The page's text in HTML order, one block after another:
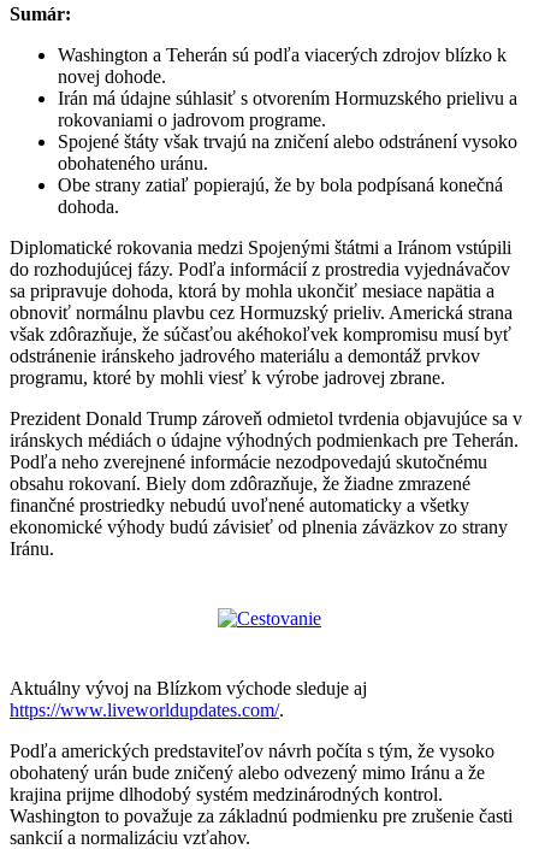
Sumár:
Washington a Teherán sú podľa viacerých zdrojov blízko k
novej dohode.
Irán má údajne súhlasiť s otvorením Hormuzského prielivu a
rokovaniami o jadrovom programe.
Spojené štáty však trvajú na zničení alebo odstránení vysoko
obohateného uránu.
Obe strany zatiaľ popierajú, že by bola podpísaná konečná
dohoda.
Diplomatické rokovania medzi Spojenými štátmi a Iránom vstúpili
do rozhodujúcej fázy. Podľa informácií z prostredia vyjednávačov
sa pripravuje dohoda, ktorá by mohla ukončiť mesiace napätia a
obnoviť normálnu plavbu cez Hormuzský prieliv. Americká strana
však zdôrazňuje, že súčasťou akéhokoľvek kompromisu musí byť
odstránenie iránskeho jadrového materiálu a demontáž prvkov
programu, ktoré by mohli viesť k výrobe jadrovej zbrane.
Prezident Donald Trump zároveň odmietol tvrdenia objavujúce sa v
iránskych médiách o údajne výhodných podmienkach pre Teherán.
Podľa neho zverejnené informácie nezodpovedajú skutočnému
obsahu rokovaní. Biely dom zdôrazňuje, že žiadne zmrazené
finančné prostriedky nebudú uvoľnené automaticky a všetky
ekonomické výhody budú závisieť od plnenia záväzkov zo strany
Iránu.
Aktuálny vývoj na Blízkom východe sleduje aj
https://www.liveworldupdates.com/.
Podľa amerických predstaviteľov návrh počíta s tým, že vysoko
obohatený urán bude zničený alebo odvezený mimo Iránu a že
krajina prijme dlhodobý systém medzinárodných kontrol.
Washington to považuje za základnú podmienku pre zrušenie časti
sankcií a normalizáciu vzťahov.